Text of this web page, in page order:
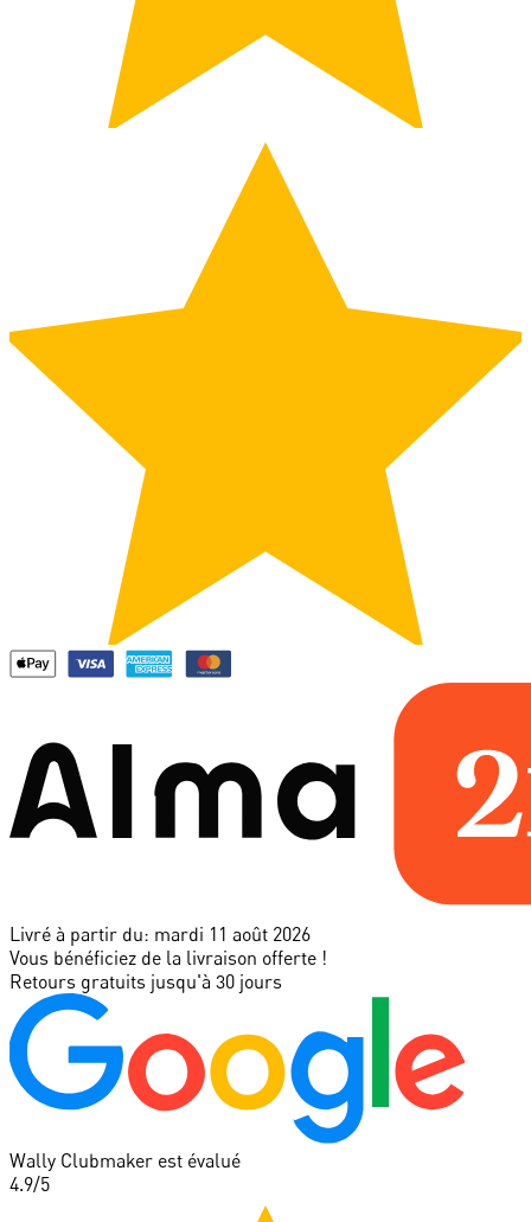
Livré à partir du: mardi 11 août 2026
Vous bénéficiez de la livraison offerte !
Retours gratuits jusqu'à 30 jours
Wally Clubmaker est évalué
4.9/5